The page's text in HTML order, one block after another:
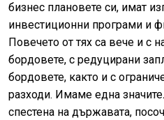
бизнес плановете си, имат
инвестиционни програми и
Повечето от тях са вече и с
бордовете, с редуцирани
бордовете, както и с
разходи. Имаме една
спестена на държавата,